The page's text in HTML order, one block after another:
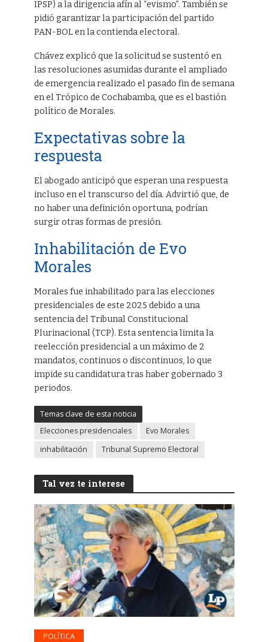
IPSP) a la dirigencia afín al “evismo”. También se
pidió garantizar la participación del partido
PAN-BOL en la contienda electoral.
Chávez explicó que la solicitud se sustentó en
las resoluciones asumidas durante el ampliado
de emergencia realizado el pasado fin de semana
en el Trópico de Cochabamba, que es el bastión
político de Morales.
Expectativas sobre la
respuesta
El abogado anticipó que esperan una respuesta
incluso en el transcurso del día. Advirtió que, de
no haber una definición oportuna, podrían
surgir otras formas de presión.
Inhabilitación de Evo
Morales
Morales fue inhabilitado para las elecciones
presidenciales de este 2025 debido a una
sentencia del Tribunal Constitucional
Plurinacional (TCP). Esta sentencia limita la
reelección presidencial a un máximo de 2
mandatos, continuos o discontinuos, lo que
impide su candidatura tras haber gobernado 3
periodos.
Temas clave de esta noticia
Elecciones presidenciales
Evo Morales
inhabilitación
Tribunal Supremo Electoral
Tal vez te interese
POLÍTICA